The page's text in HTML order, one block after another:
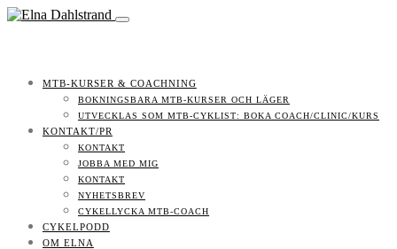
MTB-KURSER & COACHNING
BOKNINGSBARA MTB-KURSER OCH LÄGER
UTVECKLAS SOM MTB-CYKLIST: BOKA COACH/CLINIC/KURS
KONTAKT/PR
KONTAKT
JOBBA MED MIG
KONTAKT
NYHETSBREV
CYKELLYCKA MTB-COACH
CYKELPODD
OM ELNA